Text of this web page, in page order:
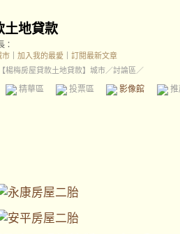
土地貸款
：
市 加入我的最愛
訂閱最新文章
【楊梅房屋貸款土地貸款】城市／討論區／
精華區 投票區 影像館